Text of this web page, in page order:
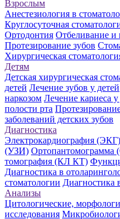
Взрослым
Анестезиология в
Круглосуточная
Ортодонтия Отбеливание и
Протезирование зубов
Хирургическая
Детям
Детская хирургическая
детей Лечение зубов у детей
наркозом Лечение кариеса у
полости рта
заболеваний детских зубов
Диагностика
Электрокардиография (ЭКГ)
(УЗИ)
томография (КЛ КТ)
Диагностика в
стоматологии Диагностика
Анализы
Цитологические,
исследования